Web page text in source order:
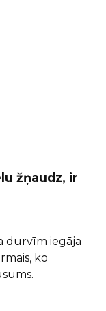
žņaudz, ir
durvīm iegāja
ko